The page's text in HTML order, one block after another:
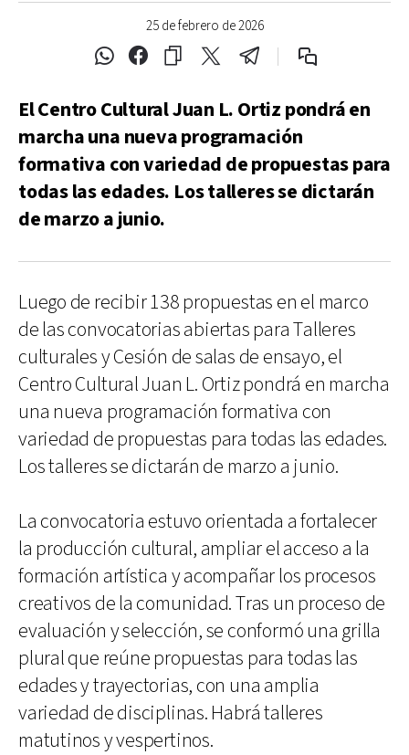
25 de febrero de 2026
El Centro Cultural Juan L. Ortiz pondrá en
marcha una nueva programación
formativa con variedad de propuestas para
todas las edades. Los talleres se dictarán
de marzo a junio.
Luego de recibir 138 propuestas en el marco
de las convocatorias abiertas para Talleres
culturales y Cesión de salas de ensayo, el
Centro Cultural Juan L. Ortiz pondrá en marcha
una nueva programación formativa con
variedad de propuestas para todas las edades.
Los talleres se dictarán de marzo a junio.
La convocatoria estuvo orientada a fortalecer
la producción cultural, ampliar el acceso a la
formación artística y acompañar los procesos
creativos de la comunidad. Tras un proceso de
evaluación y selección, se conformó una grilla
plural que reúne propuestas para todas las
edades y trayectorias, con una amplia
variedad de disciplinas. Habrá talleres
matutinos y vespertinos.